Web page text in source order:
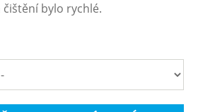
bylo rychlé.